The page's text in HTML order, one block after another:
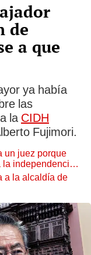
de
a que
ya había
las
la CIDH
Fujimori.
un juez porque
la independencia
a la alcaldía de